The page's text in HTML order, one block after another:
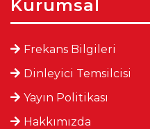
Kurumsal
Frekans Bilgileri
Dinleyici Temsilcisi
Yayın Politikası
Hakkımızda